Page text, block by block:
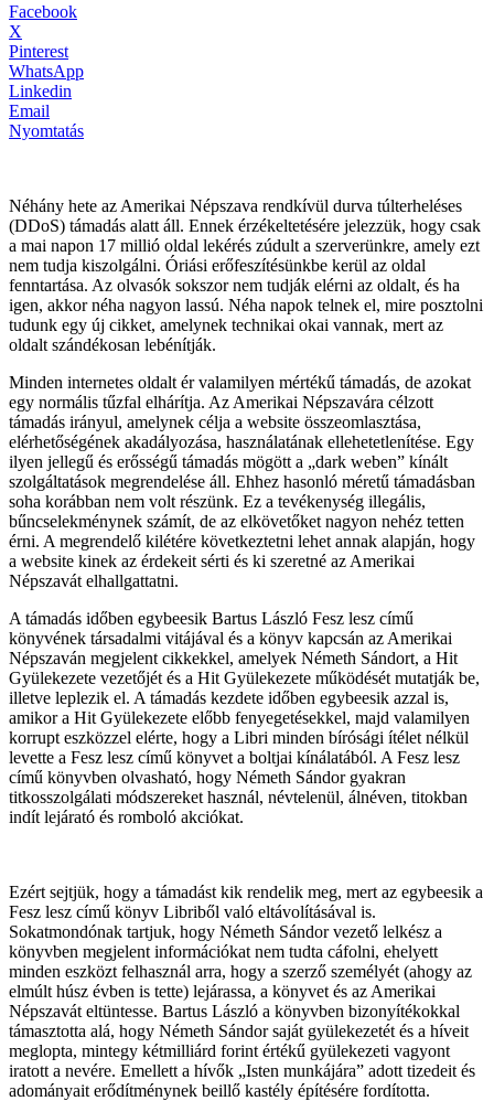
Facebook
X
Pinterest
WhatsApp
Linkedin
Email
Nyomtatás
Néhány hete az Amerikai Népszava rendkívül durva túlterheléses
(DDoS) támadás alatt áll. Ennek érzékeltetésére jelezzük, hogy csak
a mai napon 17 millió oldal lekérés zúdult a szerverünkre, amely ezt
nem tudja kiszolgálni. Óriási erőfeszítésünkbe kerül az oldal
fenntartása. Az olvasók sokszor nem tudják elérni az oldalt, és ha
igen, akkor néha nagyon lassú. Néha napok telnek el, mire posztolni
tudunk egy új cikket, amelynek technikai okai vannak, mert az
oldalt szándékosan lebénítják.
Minden internetes oldalt ér valamilyen mértékű támadás, de azokat
egy normális tűzfal elhárítja. Az Amerikai Népszavára célzott
támadás irányul, amelynek célja a website összeomlasztása,
elérhetőségének akadályozása, használatának ellehetetlenítése. Egy
ilyen jellegű és erősségű támadás mögött a „dark weben” kínált
szolgáltatások megrendelése áll. Ehhez hasonló méretű támadásban
soha korábban nem volt részünk. Ez a tevékenység illegális,
bűncselekménynek számít, de az elkövetőket nagyon nehéz tetten
érni. A megrendelő kilétére következtetni lehet annak alapján, hogy
a website kinek az érdekeit sérti és ki szeretné az Amerikai
Népszavát elhallgattatni.
A támadás időben egybeesik Bartus László Fesz lesz című
könyvének társadalmi vitájával és a könyv kapcsán az Amerikai
Népszaván megjelent cikkekkel, amelyek Németh Sándort, a Hit
Gyülekezete vezetőjét és a Hit Gyülekezete működését mutatják be,
illetve leplezik el. A támadás kezdete időben egybeesik azzal is,
amikor a Hit Gyülekezete előbb fenyegetésekkel, majd valamilyen
korrupt eszközzel elérte, hogy a Libri minden bírósági ítélet nélkül
levette a Fesz lesz című könyvet a boltjai kínálatából. A Fesz lesz
című könyvben olvasható, hogy Németh Sándor gyakran
titkosszolgálati módszereket használ, névtelenül, álnéven, titokban
indít lejárató és romboló akciókat.
Ezért sejtjük, hogy a támadást kik rendelik meg, mert az egybeesik a
Fesz lesz című könyv Libriből való eltávolításával is.
Sokatmondónak tartjuk, hogy Németh Sándor vezető lelkész a
könyvben megjelent információkat nem tudta cáfolni, ehelyett
minden eszközt felhasznál arra, hogy a szerző személyét (ahogy az
elmúlt húsz évben is tette) lejárassa, a könyvet és az Amerikai
Népszavát eltüntesse. Bartus László a könyvben bizonyítékokkal
támasztotta alá, hogy Németh Sándor saját gyülekezetét és a híveit
meglopta, mintegy kétmilliárd forint értékű gyülekezeti vagyont
iratott a nevére. Emellett a hívők „Isten munkájára” adott tizedeit és
adományait erődítménynek beillő kastély építésére fordította.